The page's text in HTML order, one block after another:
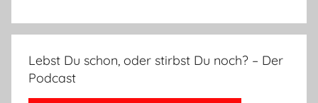
Lebst Du schon, oder stirbst Du noch? – Der
Podcast